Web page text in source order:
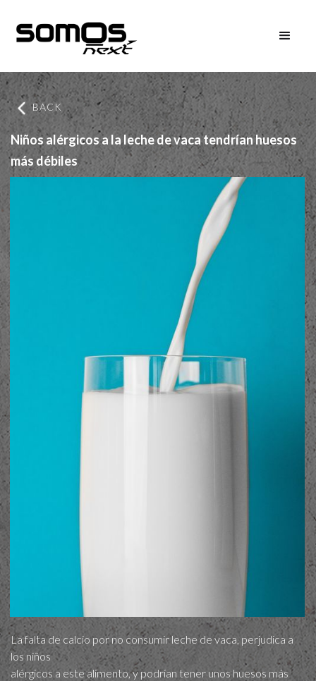
BACK
Niños alérgicos a la leche de vaca tendrían huesos
más débiles
La falta de calcio por no consumir leche de vaca, perjudica a
los niños
alérgicos a este alimento, y podrían tener unos huesos más